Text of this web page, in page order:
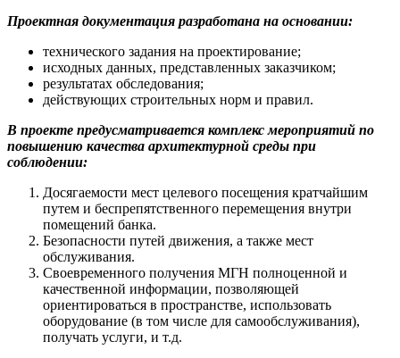
Проектная документация разработана на основании:
технического задания на проектирование;
исходных данных, представленных заказчиком;
результатах обследования;
действующих строительных норм и правил.
В проекте предусматривается комплекс мероприятий по
повышению качества архитектурной среды при
соблюдении:
Досягаемости мест целевого посещения кратчайшим
путем и беспрепятственного перемещения внутри
помещений банка.
Безопасности путей движения, а также мест
обслуживания.
Своевременного получения МГН полноценной и
качественной информации, позволяющей
ориентироваться в пространстве, использовать
оборудование (в том числе для самообслуживания),
получать услуги, и т.д.